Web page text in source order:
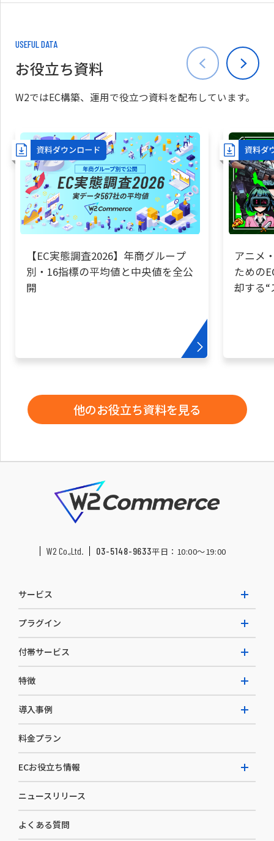
USEFUL DATA
お役立ち資料
W2ではEC構築、運用で役立つ資料を配布しています。
【EC実態調査2026】年商グループ
別・16指標の平均値と中央値を全公
開
アニメ
ための
却する
他のお役立ち資料を見る
W2 Co.,Ltd. 03-5148-9633平日：10:00〜19:00
サービス
W2 Commerce Repeat
W2 Commerce BtoB
W2 Commerce Asia
プラグイン
AI buddy
付帯サービス
EC運用構築支援・運用支援
カスタマーサクセス
セキュリティ
デザイン制作
コンサルティング
特徴
選ばれる理由
開発体制
導入事例
導入企業一覧
料金プラン
ECお役立ち情報
お役立ち資料
ニュースリリース
よくある質問